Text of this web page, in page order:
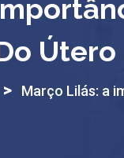
Útero
> Março Lilás: a